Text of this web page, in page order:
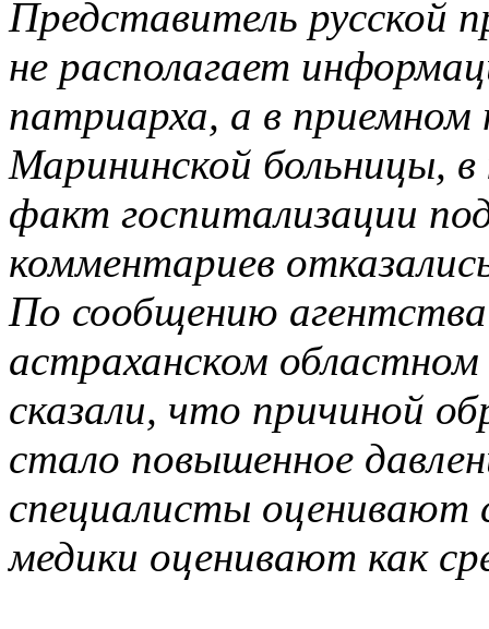
Представитель русской
не располагает
патриарха, а в приемном
Марининской больницы,
факт госпитализации
комментариев
По сообщению
астраханском
сказали, что причиной
стало повышенное
специалисты оценивают
медики оценивают как